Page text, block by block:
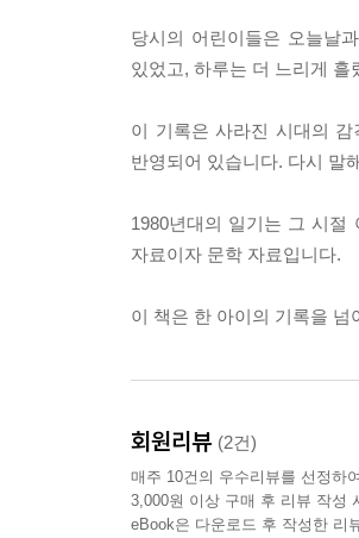
고파요/196 지각/197 잠은
비창/204 아동 청소년 회관
어렵구나/215 친구 효정이
귀여운 내 동생/220 가수
6학년 일기를 읽고 - ‘이제
당시의 어린이들은 오늘날
있었고, 하루는 더 느리게
이 기록은 사라진 시대의
반영되어 있습니다. 다시 말
1980년대의 일기는 그 시
자료이자 문학 자료입니다.
이 책은 한 아이의 기록을
회원리뷰 (2건)
매주 10건의 우수리뷰를 선정하
3,000원 이상 구매 후 리뷰 작성
eBook은 다운로드 후 작성한 리